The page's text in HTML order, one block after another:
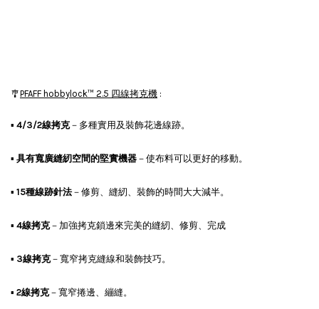
🎐PFAFF hobbylock™ 2.5 四線拷克機 :
▪ 4/3/2線拷克－多種實用及裝飾花邊線跡。
▪ 具有寬廣縫紉空間的堅實機器 －使布料可以更好的移動。
▪ 15種線跡針法－修剪、縫紉、裝飾的時間大大減半。
▪ 4線拷克－加強拷克鎖邊來完美的縫紉、修剪、完成
▪ 3線拷克－寬窄拷克縫線和裝飾技巧。
▪ 2線拷克－寬窄捲邊、繃縫。